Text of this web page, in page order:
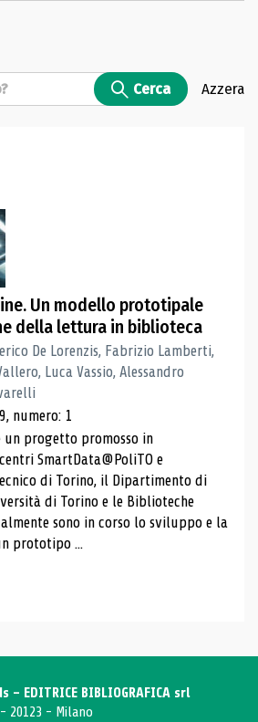
Cerca Azzera
ricerca
Un modello prototipale
della lettura in biblioteca
De Lorenzis, Fabrizio Lamberti,
Luca Vassio, Alessandro
numero: 1
un progetto promosso in
SmartData@PoliTO e
di Torino, il Dipartimento di
di Torino e le Biblioteche
sono in corso lo sviluppo e la
prototipo ...
EDITRICE BIBLIOGRAFICA srl
20123 - Milano